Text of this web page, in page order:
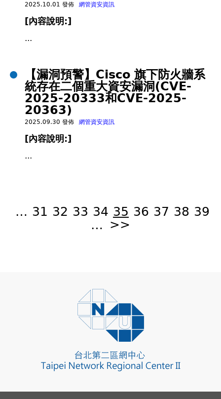
2025.10.01 發佈 網管資安資訊
[內容說明:]
...
【漏洞預警】Cisco 旗下防火牆系
統存在二個重大資安漏洞(CVE-
2025-20333和CVE-2025-
20363)
2025.09.30 發佈 網管資安資訊
[內容說明:]
...
… 31 32 33 34 35 36 37 38 39
… >>